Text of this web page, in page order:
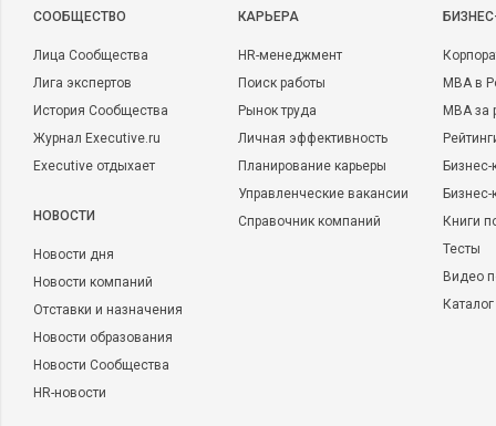
CООБЩЕСТВО
Лица Сообщества
Лига экспертов
История Сообщества
Журнал Executive.ru
Executive отдыхает
НОВОСТИ
Новости дня
Новости компаний
Отставки и назначения
Новости образования
Новости Сообщества
HR-новости
КАРЬЕРА
HR-менеджмент
Поиск работы
Рынок труда
Личная эффективность
Планирование карьеры
Управленческие вакансии
Справочник компаний
MBA в
MBA
Бизнес-
Книги
Тесты
Видео